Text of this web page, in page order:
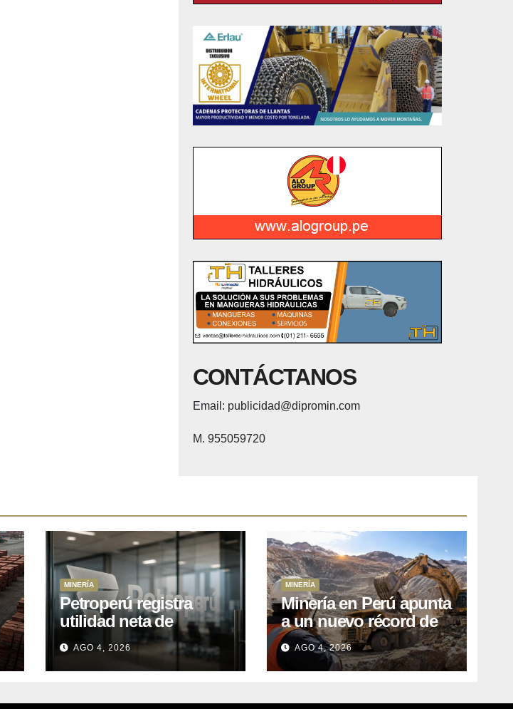
CONTÁCTANOS
Email: publicidad@dipromin.com
M. 955059720
MINERÍA
Petroperú registra
utilidad neta de
US$121 millones al
cierre del primer
semestre 2026
AGO 4, 2026
MINERÍA
Minería en Perú apunta
a un nuevo récord de
inversiones: crecen los
petitorios y el FMI insta
a destrabar proyectos
AGO 4, 2026